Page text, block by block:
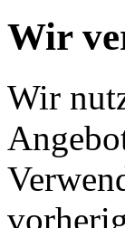
Wir
Wir